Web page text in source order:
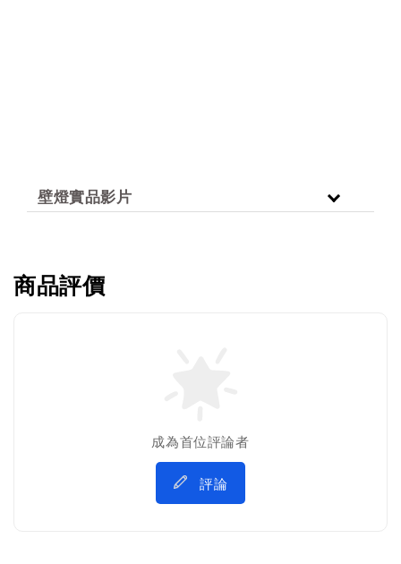
壁燈實品影片
商品評價
成為首位評論者
評論